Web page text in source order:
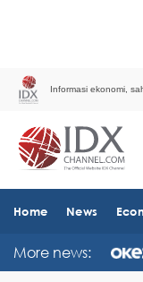
Informasi ekonomi,
Home News
More news: